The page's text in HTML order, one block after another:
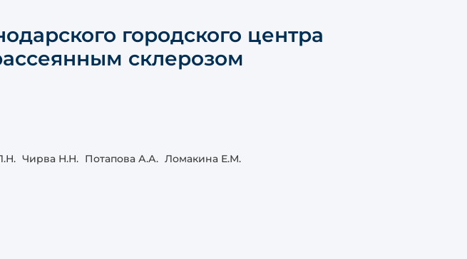
городского центра
склерозом
Чирва Н.Н. Потапова А.А. Ломакина Е.М.